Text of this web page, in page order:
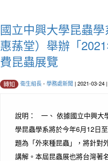
國立中興大學昆蟲
惠蓀堂）舉辦「
費昆蟲展覽
轉知 衛生組長- 學務處新聞 | 2021-03-24
說明： 一、 依據國立中興大
學昆蟲學系將於今年6月12日
題為「外來種昆蟲」，將針對
講解。本屆昆蟲展也將台灣著